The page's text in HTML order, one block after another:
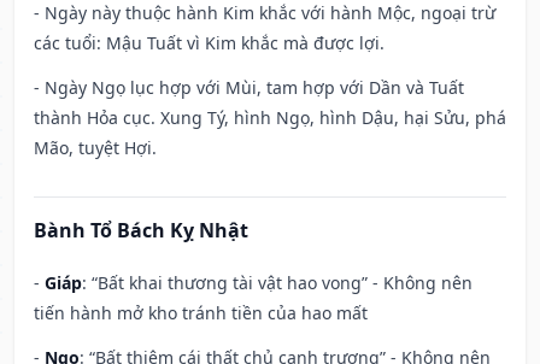
- Ngày này thuộc hành Kim khắc với hành Mộc, ngoại trừ
các tuổi: Mậu Tuất vì Kim khắc mà được lợi.
- Ngày Ngọ lục hợp với Mùi, tam hợp với Dần và Tuất
thành Hỏa cục. Xung Tý, hình Ngọ, hình Dậu, hại Sửu, phá
Mão, tuyệt Hợi.
Bành Tổ Bách Kỵ Nhật
- Giáp: “Bất khai thương tài vật hao vong” - Không nên
tiến hành mở kho tránh tiền của hao mất
- Ngọ: “Bất thiêm cái thất chủ canh trương” - Không nên